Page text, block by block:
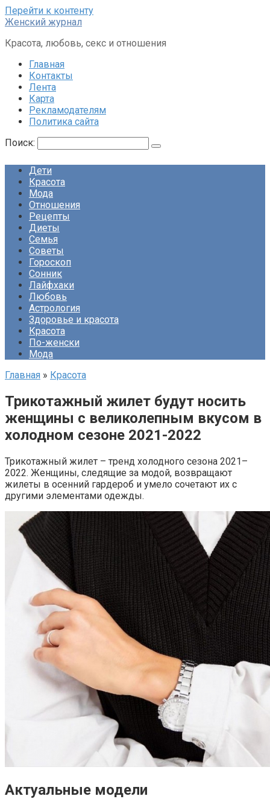
Перейти к контенту
Женский журнал
Красота, любовь, секс и отношения
Главная
Контакты
Лента
Карта
Рекламодателям
Политика сайта
Поиск:
Дети
Красота
Мода
Отношения
Рецепты
Диеты
Семья
Советы
Гороскоп
Сонник
Лайфхаки
Любовь
Астрология
Здоровье и красота
Красота
По-женски
Мода
Главная » Красота
Трикотажный жилет будут носить
женщины с великолепным вкусом в
холодном сезоне 2021-2022
Трикотажный жилет – тренд холодного сезона 2021–
2022. Женщины, следящие за модой, возвращают
жилеты в осенний гардероб и умело сочетают их с
другими элементами одежды.
Актуальные модели